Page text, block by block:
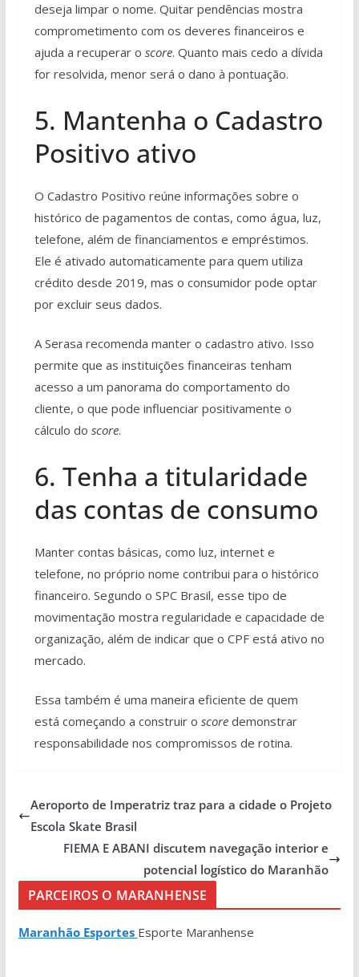
deseja limpar o nome. Quitar pendências mostra
comprometimento com os deveres financeiros e
ajuda a recuperar o score. Quanto mais cedo a dívida
for resolvida, menor será o dano à pontuação.
5. Mantenha o Cadastro
Positivo ativo
O Cadastro Positivo reúne informações sobre o
histórico de pagamentos de contas, como água, luz,
telefone, além de financiamentos e empréstimos.
Ele é ativado automaticamente para quem utiliza
crédito desde 2019, mas o consumidor pode optar
por excluir seus dados.
A Serasa recomenda manter o cadastro ativo. Isso
permite que as instituições financeiras tenham
acesso a um panorama do comportamento do
cliente, o que pode influenciar positivamente o
cálculo do score.
6. Tenha a titularidade
das contas de consumo
Manter contas básicas, como luz, internet e
telefone, no próprio nome contribui para o histórico
financeiro. Segundo o SPC Brasil, esse tipo de
movimentação mostra regularidade e capacidade de
organização, além de indicar que o CPF está ativo no
mercado.
Essa também é uma maneira eficiente de quem
está começando a construir o scoredemonstrar
responsabilidade nos compromissos de rotina.
Aeroporto de Imperatriz traz para a cidade o Projeto
Escola Skate Brasil
FIEMA E ABANI discutem navegação interior e
potencial logístico do Maranhão
PARCEIROS O MARANHENSE
Maranhão Esportes Esporte Maranhense